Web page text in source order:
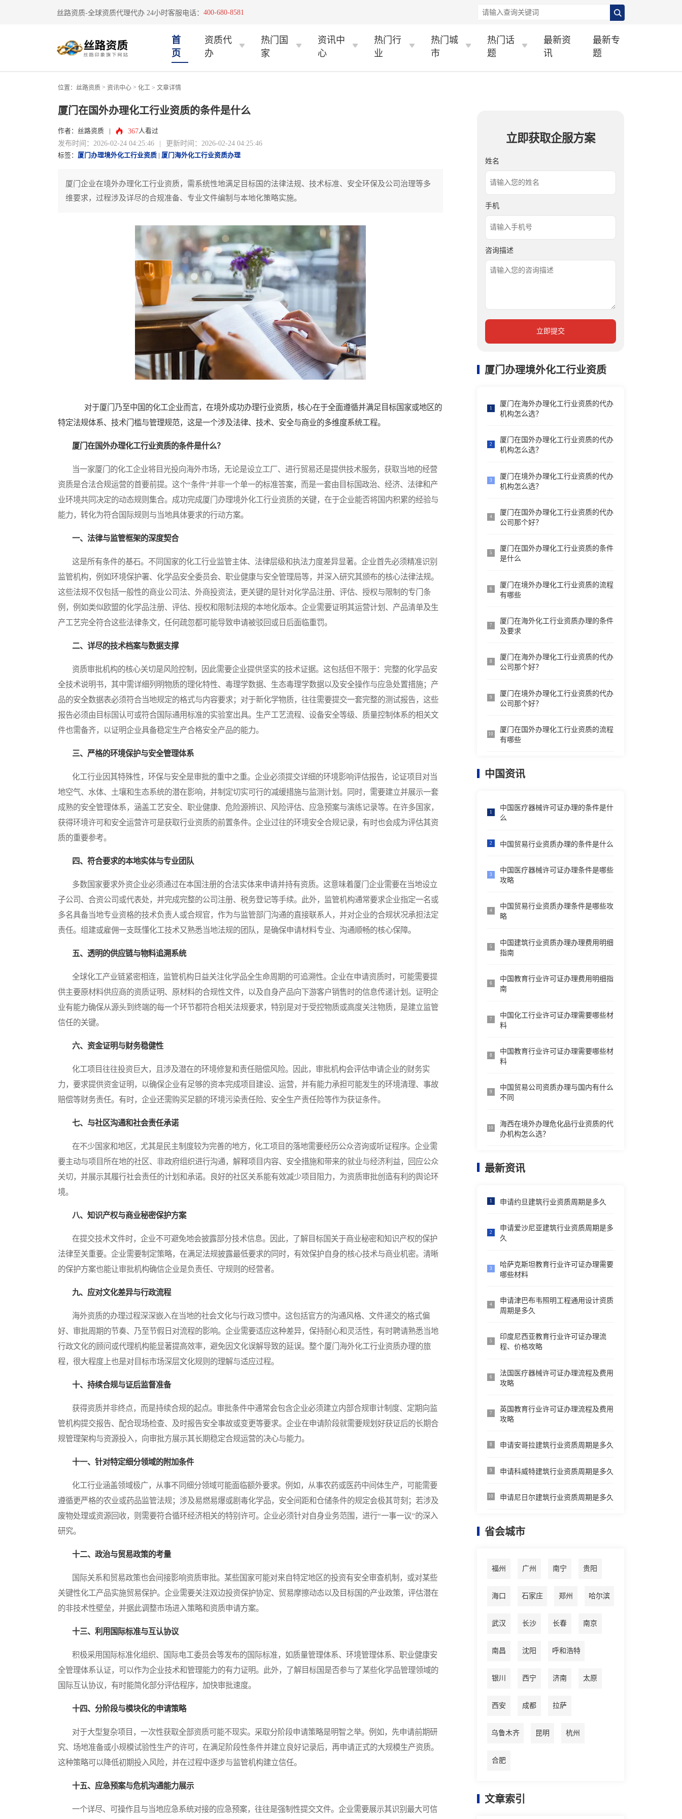
丝路资质-全球资质代理代办 24小时客服电话： 400-680-8581
首
页
资质代
办
热门国
家
资讯中
心
热门行
业
热门城
市
热门话
题
最新资
讯
最新专
题
位置： 丝路资质 > 资讯中心 > 化工 > 文章详情
厦门在国外办理化工行业资质的条件是什么
作者：丝路资质 367人看过
发布时间：2026-02-24 04:25:46 | 更新时间：2026-02-24 04:25:46
标签： 厦门办理境外化工行业资质 厦门海外化工行业资质办理
厦门企业在境外办理化工行业资质，需系统性地满足目标国的法律法规、技术标准、安全环保及公司治理等多
维要求，过程涉及详尽的合规准备、专业文件编制与本地化策略实施。
对于厦门乃至中国的化工企业而言，在境外成功办理行业资质，核心在于全面遵循并满足目标国家或地区的
特定法规体系、技术门槛与管理规范，这是一个涉及法律、技术、安全与商业的多维度系统工程。
厦门在国外办理化工行业资质的条件是什么？
当一家厦门的化工企业将目光投向海外市场，无论是设立工厂、进行贸易还是提供技术服务，获取当地的经营
资质是合法合规运营的首要前提。这个“条件”并非一个单一的标准答案，而是一套由目标国政治、经济、法律和产
业环境共同决定的动态规则集合。成功完成厦门办理境外化工行业资质的关键，在于企业能否将国内积累的经验与
能力，转化为符合国际规则与当地具体要求的行动方案。
一、法律与监管框架的深度契合
这是所有条件的基石。不同国家的化工行业监管主体、法律层级和执法力度差异显著。企业首先必须精准识别
监管机构，例如环境保护署、化学品安全委员会、职业健康与安全管理局等，并深入研究其颁布的核心法律法规。
这些法规不仅包括一般性的商业公司法、外商投资法，更关键的是针对化学品注册、评估、授权与限制的专门条
例，例如类似欧盟的化学品注册、评估、授权和限制法规的本地化版本。企业需要证明其运营计划、产品清单及生
产工艺完全符合这些法律条文，任何疏忽都可能导致申请被驳回或日后面临重罚。
二、详尽的技术档案与数据支撑
资质审批机构的核心关切是风险控制，因此需要企业提供坚实的技术证据。这包括但不限于：完整的化学品安
全技术说明书，其中需详细列明物质的理化特性、毒理学数据、生态毒理学数据以及安全操作与应急处置措施；产
品的安全数据表必须符合当地规定的格式与内容要求；对于新化学物质，往往需要提交一套完整的测试报告，这些
报告必须由目标国认可或符合国际通用标准的实验室出具。生产工艺流程、设备安全等级、质量控制体系的相关文
件也需备齐，以证明企业具备稳定生产合格安全产品的能力。
三、严格的环境保护与安全管理体系
化工行业因其特殊性，环保与安全是审批的重中之重。企业必须提交详细的环境影响评估报告，论证项目对当
地空气、水体、土壤和生态系统的潜在影响，并制定切实可行的减缓措施与监测计划。同时，需要建立并展示一套
成熟的安全管理体系，涵盖工艺安全、职业健康、危险源辨识、风险评估、应急预案与演练记录等。在许多国家，
获得环境许可和安全运营许可是获取行业资质的前置条件。企业过往的环境安全合规记录，有时也会成为评估其资
质的重要参考。
四、符合要求的本地实体与专业团队
多数国家要求外资企业必须通过在本国注册的合法实体来申请并持有资质。这意味着厦门企业需要在当地设立
子公司、合资公司或代表处，并完成完整的公司注册、税务登记等手续。此外，监管机构通常要求企业指定一名或
多名具备当地专业资格的技术负责人或合规官，作为与监管部门沟通的直接联系人，并对企业的合规状况承担法定
责任。组建或雇佣一支既懂化工技术又熟悉当地法规的团队，是确保申请材料专业、沟通顺畅的核心保障。
五、透明的供应链与物料追溯系统
全球化工产业链紧密相连，监管机构日益关注化学品全生命周期的可追溯性。企业在申请资质时，可能需要提
供主要原材料供应商的资质证明、原材料的合规性文件，以及自身产品向下游客户销售时的信息传递计划。证明企
业有能力确保从源头到终端的每一个环节都符合相关法规要求，特别是对于受控物质或高度关注物质，是建立监管
信任的关键。
六、资金证明与财务稳健性
化工项目往往投资巨大，且涉及潜在的环境修复和责任赔偿风险。因此，审批机构会评估申请企业的财务实
力，要求提供资金证明，以确保企业有足够的资本完成项目建设、运营，并有能力承担可能发生的环境清理、事故
赔偿等财务责任。有时，企业还需购买足额的环境污染责任险、安全生产责任险等作为获证条件。
七、与社区沟通和社会责任承诺
在不少国家和地区，尤其是民主制度较为完善的地方，化工项目的落地需要经历公众咨询或听证程序。企业需
要主动与项目所在地的社区、非政府组织进行沟通，解释项目内容、安全措施和带来的就业与经济利益，回应公众
关切，并展示其履行社会责任的计划和承诺。良好的社区关系能有效减少项目阻力，为资质审批创造有利的舆论环
境。
八、知识产权与商业秘密保护方案
在提交技术文件时，企业不可避免地会披露部分技术信息。因此，了解目标国关于商业秘密和知识产权的保护
法律至关重要。企业需要制定策略，在满足法规披露最低要求的同时，有效保护自身的核心技术与商业机密。清晰
的保护方案也能让审批机构确信企业是负责任、守规则的经营者。
九、应对文化差异与行政流程
海外资质的办理过程深深嵌入在当地的社会文化与行政习惯中。这包括官方的沟通风格、文件递交的格式偏
好、审批周期的节奏、乃至节假日对流程的影响。企业需要适应这种差异，保持耐心和灵活性，有时聘请熟悉当地
行政文化的顾问或代理机构能显著提高效率，避免因文化误解导致的延误。整个厦门海外化工行业资质办理的旅
程，很大程度上也是对目标市场深层文化规则的理解与适应过程。
十、持续合规与证后监督准备
获得资质并非终点，而是持续合规的起点。审批条件中通常会包含企业必须建立内部合规审计制度、定期向监
管机构提交报告、配合现场检查、及时报告安全事故或变更等要求。企业在申请阶段就需要规划好获证后的长期合
规管理架构与资源投入，向审批方展示其长期稳定合规运营的决心与能力。
十一、针对特定细分领域的附加条件
化工行业涵盖领域极广，从事不同细分领域可能面临额外要求。例如，从事农药或医药中间体生产，可能需要
遵循更严格的农业或药品监管法规；涉及易燃易爆或剧毒化学品，安全间距和仓储条件的规定会极其苛刻；若涉及
废物处理或资源回收，则需要符合循环经济相关的特别许可。企业必须针对自身业务范围，进行“一事一议”的深入
研究。
十二、政治与贸易政策的考量
国际关系和贸易政策也会间接影响资质审批。某些国家可能对来自特定地区的投资有安全审查机制，或对某些
关键性化工产品实施贸易保护。企业需要关注双边投资保护协定、贸易摩擦动态以及目标国的产业政策，评估潜在
的非技术性壁垒，并据此调整市场进入策略和资质申请方案。
十三、利用国际标准与互认协议
积极采用国际标准化组织、国际电工委员会等发布的国际标准，如质量管理体系、环境管理体系、职业健康安
全管理体系认证，可以作为企业技术和管理能力的有力证明。此外，了解目标国是否参与了某些化学品管理领域的
国际互认协议，有时能简化部分评估程序，加快审批速度。
十四、分阶段与模块化的申请策略
对于大型复杂项目，一次性获取全部资质可能不现实。采取分阶段申请策略是明智之举。例如，先申请前期研
究、场地准备或小规模试验性生产的许可，在满足阶段性条件并建立良好记录后，再申请正式的大规模生产资质。
这种策略可以降低初期投入风险，并在过程中逐步与监管机构建立信任。
十五、应急预案与危机沟通能力展示
一个详尽、可操作且与当地应急系统对接的应急预案，往往是强制性提交文件。企业需要展示其识别最大可信
立即获取企服方案
姓名
手机
咨询描述
立即提交
厦门办理境外化工行业资质
1
厦门在海外办理化工行业资质的代办
机构怎么选？
2
厦门在国外办理化工行业资质的代办
机构怎么选？
3
厦门在境外办理化工行业资质的代办
机构怎么选？
4
厦门在国外办理化工行业资质的代办
公司那个好？
5
厦门在国外办理化工行业资质的条件
是什么
6
厦门在境外办理化工行业资质的流程
有哪些
7
厦门在海外化工行业资质办理的条件
及要求
8
厦门在海外办理化工行业资质的代办
公司那个好？
9
厦门在境外办理化工行业资质的代办
公司那个好？
10
厦门在国外办理化工行业资质的流程
有哪些
中国资讯
1
中国医疗器械许可证办理的条件是什
么
2 中国贸易行业资质办理的条件是什么
3
中国医疗器械许可证办理条件是哪些
攻略
4
中国贸易行业资质办理条件是哪些攻
略
5
中国建筑行业资质办理办理费用明细
指南
6
中国教育行业许可证办理费用明细指
南
7
中国化工行业许可证办理需要哪些材
料
8
中国教育行业许可证办理需要哪些材
料
9
中国贸易公司资质办理与国内有什么
不同
10
海西在境外办理危化品行业资质的代
办机构怎么选？
最新资讯
1 申请约旦建筑行业资质周期是多久
2
申请爱沙尼亚建筑行业资质周期是多
久
3
哈萨克斯坦教育行业许可证办理需要
哪些材料
4
申请津巴布韦照明工程通用设计资质
周期是多久
5
印度尼西亚教育行业许可证办理流
程、价格攻略
6
法国医疗器械许可证办理流程及费用
攻略
7
英国教育行业许可证办理流程及费用
攻略
8 申请安哥拉建筑行业资质周期是多久
9 申请科威特建筑行业资质周期是多久
10 申请尼日尔建筑行业资质周期是多久
省会城市
福州 广州 南宁 贵阳
海口 石家庄 郑州 哈尔滨
武汉 长沙 长春 南京
南昌 沈阳 呼和浩特
银川 西宁 济南 太原
西安 成都 拉萨
乌鲁木齐 昆明 杭州
合肥
文章索引